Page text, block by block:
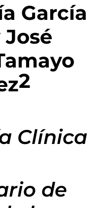
García
José
2
Clínica
de